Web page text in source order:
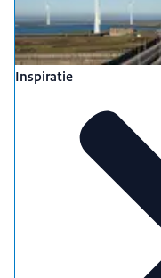
Inspiratie